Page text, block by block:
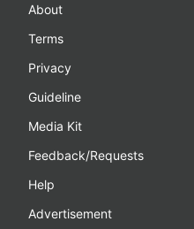
About
Terms
Privacy
Guideline
Media Kit
Feedback/Requests
Help
Advertisement